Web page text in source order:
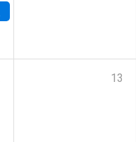
13